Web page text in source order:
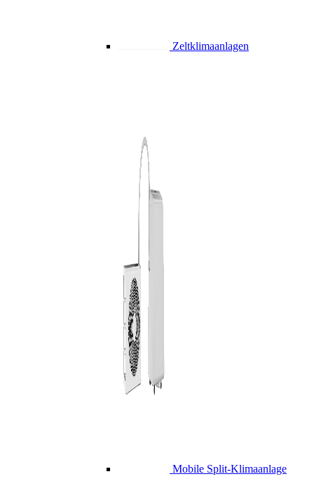
Zeltklimaanlagen
Mobile Split-Klimaanlage